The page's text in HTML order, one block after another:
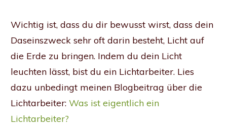
Wichtig ist, dass du dir bewusst wirst, dass dein
Daseinszweck sehr oft darin besteht, Licht auf
die Erde zu bringen. Indem du dein Licht
leuchten lässt, bist du ein Lichtarbeiter. Lies
dazu unbedingt meinen Blogbeitrag über die
Lichtarbeiter: Was ist eigentlich ein
Lichtarbeiter?